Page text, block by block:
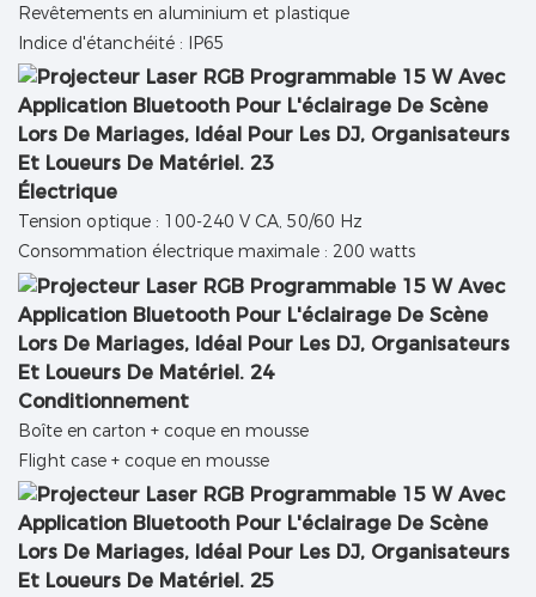
Revêtements en aluminium et plastique
Indice d'étanchéité : IP65
Électrique
Tension optique : 100-240 V CA, 50/60 Hz
Consommation électrique maximale : 200 watts
Conditionnement
Boîte en carton + coque en mousse
Flight case + coque en mousse